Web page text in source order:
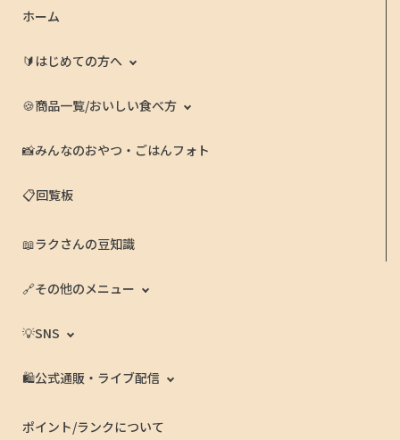
ホーム
🔰はじめての方へ
🍪商品一覧/おいしい食べ方
📸みんなのおやつ・ごはんフォト
📋回覧板
📖ラクさんの豆知識
🔗その他のメニュー
💡SNS
🛍️公式通販・ライブ配信
ポイント/ランクについて